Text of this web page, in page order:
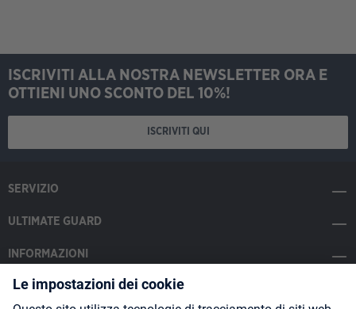
ISCRIVITI ALLA NOSTRA NEWSLETTER ORA E
OTTIENI UNO SCONTO DEL 10%!
ISCRIVITI QUI
SERVIZIO
ULTIMATE GUARD
INFORMAZIONI
SOCIAL MEDIA